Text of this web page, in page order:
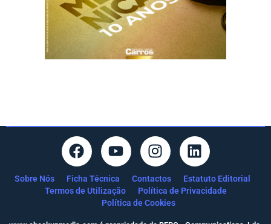
Sobre Nós Ficha Técnica Contactos
Estatuto Editorial
Termos de Utilização
Política de Privacidade
Política de Cookies